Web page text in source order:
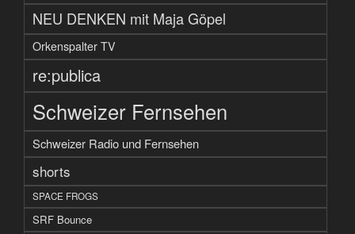
NEU DENKEN mit Maja Göpel
Orkenspalter TV
re:publica
Schweizer Fernsehen
Schweizer Radio und Fernsehen
shorts
SPACE FROGS
SRF Bounce